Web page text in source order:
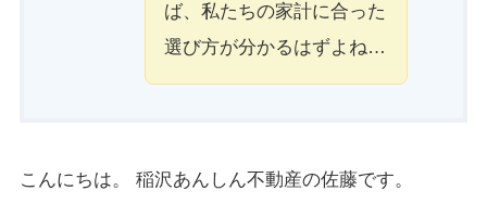
ば、私たちの家計に合った
選び方が分かるはずよね…
こんにちは。 稲沢あんしん不動産の佐藤です。